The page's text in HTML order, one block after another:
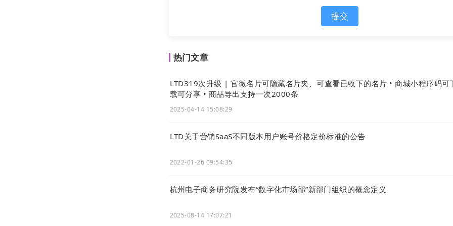
提交
热门文章
LTD319次升级 | 官微名片可隐藏名片夹、可查看已收下的名片 • 商城小程序码可
载可分享 • 商品导出支持一次2000条
2025-04-14 15:08:29
LTD关于营销SaaS不同版本用户账号价格定价标准的公告
2022-01-26 09:54:35
杭州电子商务研究院发布“数字化市场部”新部门组织的概念定义
2025-08-14 17:07:21